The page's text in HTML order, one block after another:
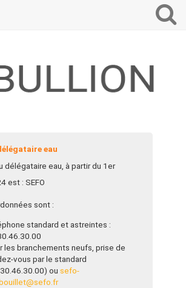
Que
voulez-
eau
délégataire eau, à partir du 1er
est : SEFO
sont :
standard et astreintes :
les branchements neufs, prise de
vous par le standard
ou sefo-